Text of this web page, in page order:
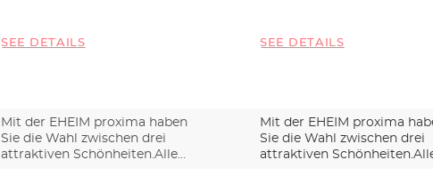
SEE DETAILS SEE DETAILS
Mit der EHEIM proxima haben
Sie die Wahl zwischen drei
attraktiven Schönheiten.Alle…
Mit der EHEIM proxima
Sie die Wahl zwischen drei
attraktiven